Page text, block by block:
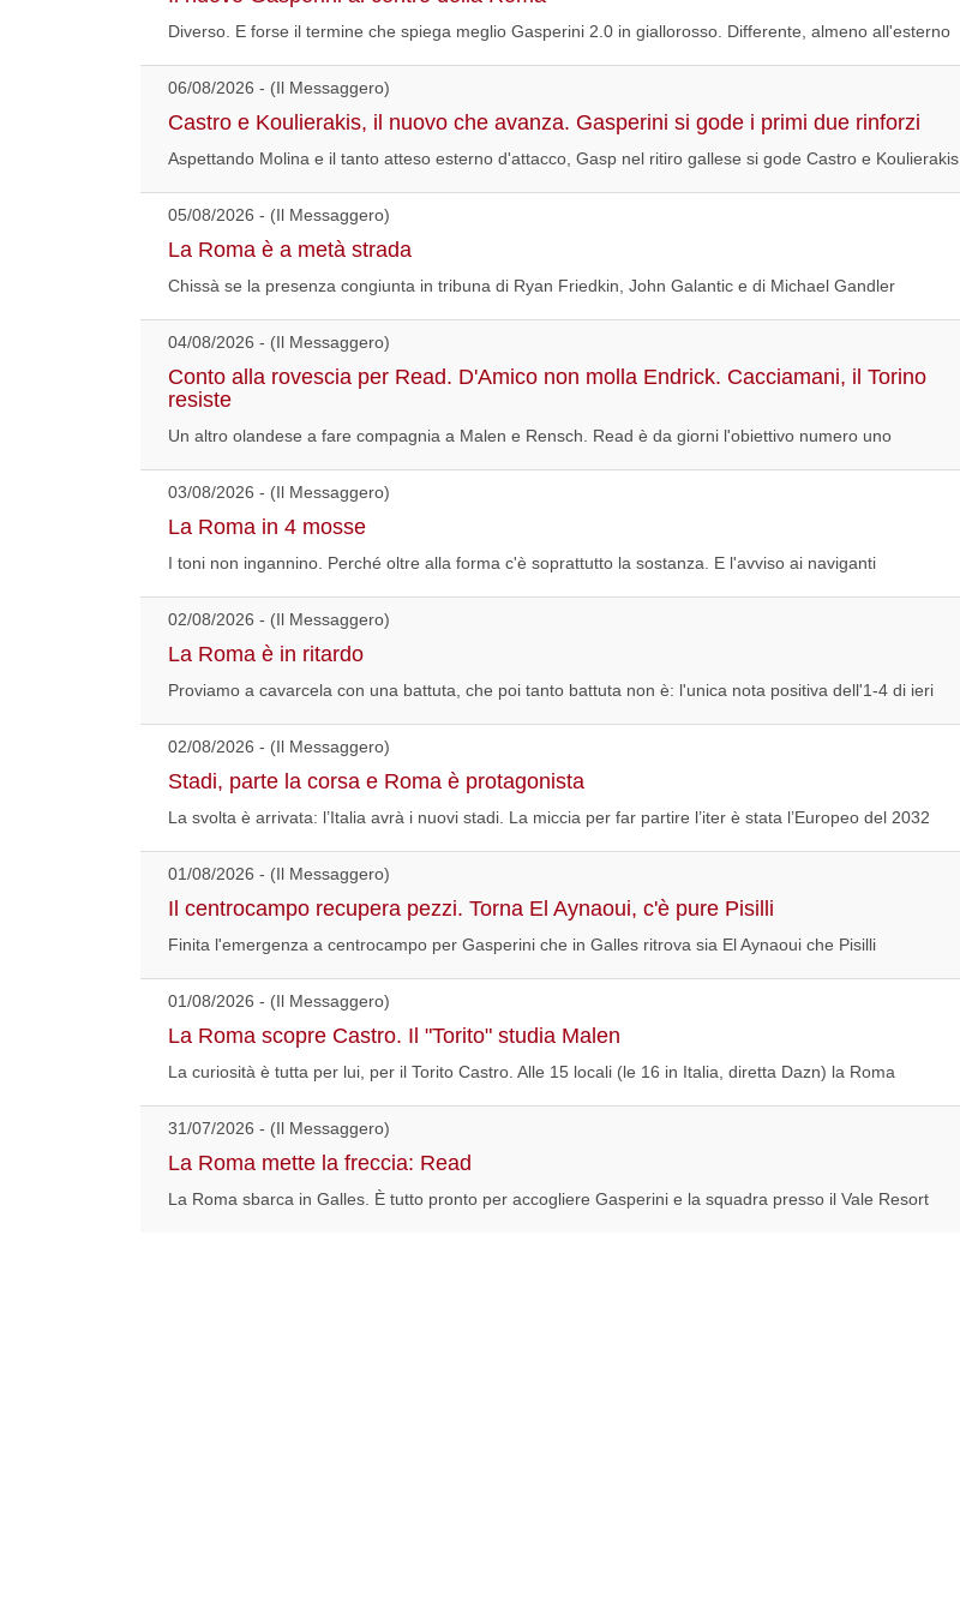
Diverso. E forse il termine che spiega meglio Gasperini 2.0 in giallorosso. Differente, almeno all'esterno
06/08/2026 - (Il Messaggero)
Castro e Koulierakis, il nuovo che avanza. Gasperini si gode i primi due rinforzi
Aspettando Molina e il tanto atteso esterno d'attacco, Gasp nel ritiro gallese si gode Castro e Koulierakis
05/08/2026 - (Il Messaggero)
La Roma è a metà strada
Chissà se la presenza congiunta in tribuna di Ryan Friedkin, John Galantic e di Michael Gandler
04/08/2026 - (Il Messaggero)
Conto alla rovescia per Read. D'Amico non molla Endrick. Cacciamani, il Torino
resiste
Un altro olandese a fare compagnia a Malen e Rensch. Read è da giorni l'obiettivo numero uno
03/08/2026 - (Il Messaggero)
La Roma in 4 mosse
I toni non ingannino. Perché oltre alla forma c'è soprattutto la sostanza. E l'avviso ai naviganti
02/08/2026 - (Il Messaggero)
La Roma è in ritardo
Proviamo a cavarcela con una battuta, che poi tanto battuta non è: l'unica nota positiva dell'1-4 di ieri
02/08/2026 - (Il Messaggero)
Stadi, parte la corsa e Roma è protagonista
La svolta è arrivata: l’Italia avrà i nuovi stadi. La miccia per far partire l’iter è stata l’Europeo del 2032
01/08/2026 - (Il Messaggero)
Il centrocampo recupera pezzi. Torna El Aynaoui, c'è pure Pisilli
Finita l'emergenza a centrocampo per Gasperini che in Galles ritrova sia El Aynaoui che Pisilli
01/08/2026 - (Il Messaggero)
La Roma scopre Castro. Il "Torito" studia Malen
La curiosità è tutta per lui, per il Torito Castro. Alle 15 locali (le 16 in Italia, diretta Dazn) la Roma
31/07/2026 - (Il Messaggero)
La Roma mette la freccia: Read
La Roma sbarca in Galles. È tutto pronto per accogliere Gasperini e la squadra presso il Vale Resort